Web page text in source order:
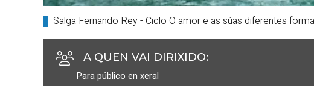
Salga Fernando Rey- Ciclo O amor e as súas diferentes
A QUEN VAI DIRIXIDO:
Para público en xeral